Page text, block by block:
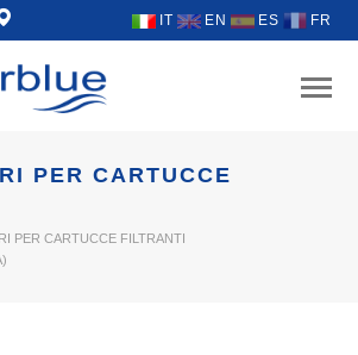
IT EN ES FR
PER CARTUCCE
PER CARTUCCE FILTRANTI